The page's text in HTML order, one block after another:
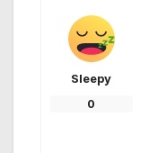
Sleepy
0